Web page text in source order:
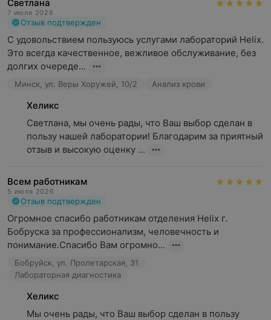
Светлана
7 июля 2026
Отзыв подтвержден
С удовольствием пользуюсь услугами лабораторий Helix.
Это всегда качественное, вежливое обслуживание, без
долгих очереде...
Минск, ул. Веры Хоружей, 10/2 Анализ крови
Хеликс
Светлана, мы очень рады, что Ваш выбор сделан в
пользу нашей лаборатории! Благодарим за приятный
отзыв и высокую оценку ...
Всем работникам
5 июля 2026
Отзыв подтвержден
Огромное спасибо работникам отделения Helix г.
Бобруска за профессионализм, человечность и
понимание.Спасибо Вам огромно...
Бобруйск, ул. Пролетарская, 31
Лабораторная диагностика
Хеликс
Мы очень рады, что Ваш выбор сделан в пользу